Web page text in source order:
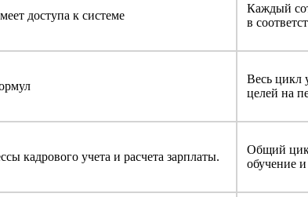
доступа к системе
Каждый
в
Весь цикл
целей на
кадрового учета и расчета зарплаты.
Общий
обучение